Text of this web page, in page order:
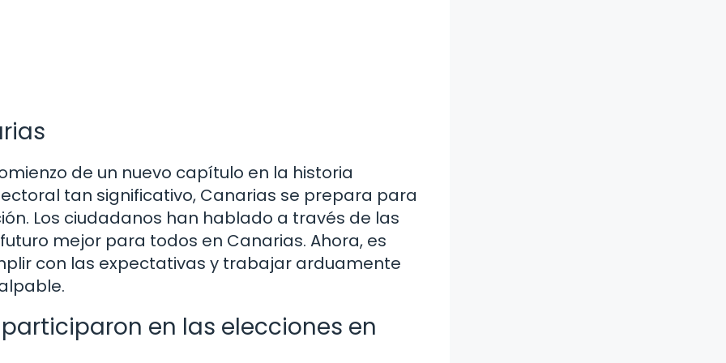
de un nuevo capítulo en la historia
tan significativo, Canarias se prepara para
Los ciudadanos han hablado a través de las
mejor para todos en Canarias. Ahora, es
con las expectativas y trabajar arduamente
en las elecciones en